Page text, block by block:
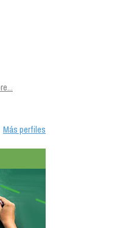
Más perfiles